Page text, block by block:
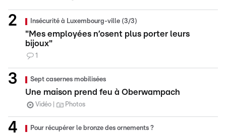
Insécurité à Luxembourg-ville (3/3)
"Mes employées n’osent plus porter leurs
bijoux"
1
Sept casernes mobilisées
Une maison prend feu à Oberwampach
Vidéo Photos
Pour récupérer le bronze des ornements ?